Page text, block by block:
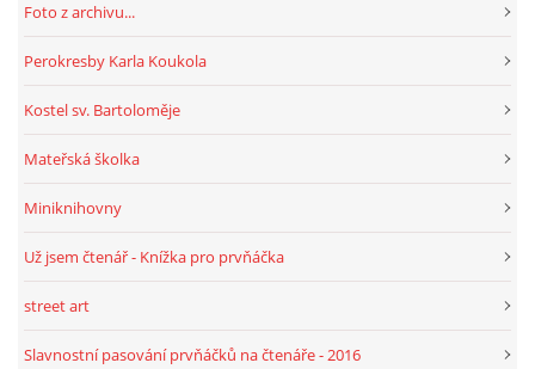
Nahoru ↑
Foto z archivu...
Perokresby Karla Koukola
Kostel sv. Bartoloměje
Mateřská školka
Miniknihovny
Už jsem čtenář - Knížka pro prvňáčka
street art
Slavnostní pasování prvňáčků na čtenáře - 2016